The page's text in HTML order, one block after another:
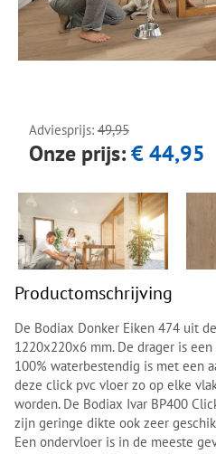
Adviesprijs: 49,95
Onze prijs:€ 44,95
Productomschrijving
De Bodiax Donker Eiken 474 uit
1220x220x6 mm. De drager is
100% waterbestendig is met een
deze click pvc vloer zo op elke
worden. De Bodiax Ivar BP400
zijn geringe dikte ook zeer
Een ondervloer is in de meeste